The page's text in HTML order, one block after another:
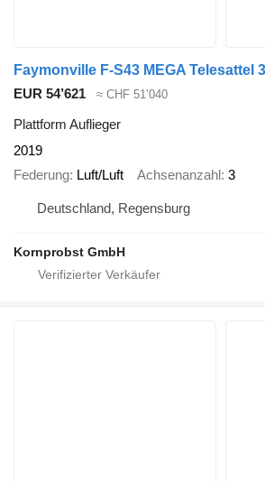
EUR 54’621 ≈ CHF 51’040
Plattform Auflieger
2019
Federung Luft/Luft Achsenanzahl 3
Deutschland, Regensburg
Kornprobst GmbH